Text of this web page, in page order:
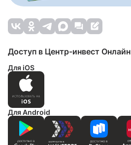
Доступ в Центр-инвест Онлайн
Для iOS
Для Android